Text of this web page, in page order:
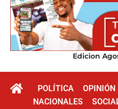
Edicion
POLÍTICA OPINIÓN
NACIONALES